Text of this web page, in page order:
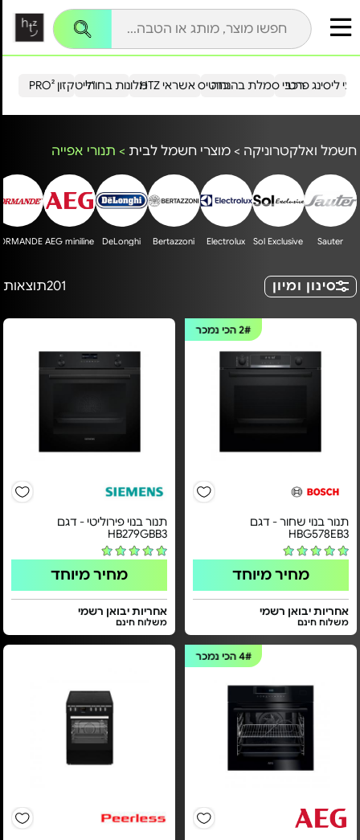
הייטקזון PRO²מלונות בחו"ל כרטיס אשראי HTZ ליסינג פרטירכבי סמלת בהנחה
חשמל ואלקטרוניקה > מוצרי חשמל לבית > תנורי אפייה
Sauter
Sol Exclusive
Electrolux
Bertazzoni
DeLonghi
AEG miniline
סינון ומיון 201תוצאות
2#הכי נמכר
תנור בנוי שחור - דגם
HBG578EB3
מחיר מיוחד
אחריות יבואן רשמי
משלוח חינם
תנור בנוי פירוליטי - דגם
HB279GBB3
מחיר מיוחד
אחריות יבואן רשמי
משלוח חינם
4#הכי נמכר